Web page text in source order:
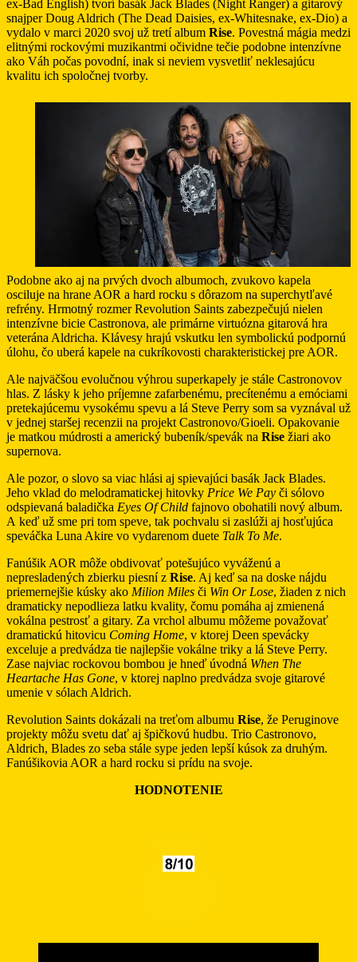
ex-Bad English) tvorí basák Jack Blades (Night Ranger) a gitarový
snajper Doug Aldrich (The Dead Daisies, ex-Whitesnake, ex-Dio) a
vydalo v marci 2020 svoj už tretí album Rise. Povestná mágia medzi
elitnými rockovými muzikantmi očividne tečie podobne intenzívne
ako Váh počas povodní, inak si neviem vysvetliť neklesajúcu
kvalitu ich spoločnej tvorby.
Podobne ako aj na prvých dvoch albumoch, zvukovo kapela
osciluje na hrane AOR a hard rocku s dôrazom na superchytľavé
refrény. Hrmotný rozmer Revolution Saints zabezpečujú nielen
intenzívne bicie Castronova, ale primárne virtuózna gitarová hra
veterána Aldricha. Klávesy hrajú vskutku len symbolickú podpornú
úlohu, čo uberá kapele na cukríkovosti charakteristickej pre AOR.
Ale najväčšou evolučnou výhrou superkapely je stále Castronovov
hlas. Z lásky k jeho príjemne zafarbenému, precítenému a emóciami
pretekajúcemu vysokému spevu a lá Steve Perry som sa vyznával už
v jednej staršej recenzii na projekt Castronovo/Gioeli. Opakovanie
je matkou múdrosti a americký bubeník/spevák na Rise žiari ako
supernova.
Ale pozor, o slovo sa viac hlási aj spievajúci basák Jack Blades.
Jeho vklad do melodramatickej hitovky Price We Pay či sólovo
odspievaná baladička Eyes Of Child fajnovo obohatili nový album.
A keď už sme pri tom speve, tak pochvalu si zaslúži aj hosťujúca
speváčka Luna Akire vo vydarenom duete Talk To Me.
Fanúšik AOR môže obdivovať potešujúco vyváženú a
nepresladených zbierku piesní z Rise. Aj keď sa na doske nájdu
priemernejšie kúsky ako Milion Miles či Win Or Lose, žiaden z nich
dramaticky nepodlieza latku kvality, čomu pomáha aj zmienená
vokálna pestrosť a gitary. Za vrchol albumu môžeme považovať
dramatickú hitovicu Coming Home, v ktorej Deen spevácky
exceluje a predvádza tie najlepšie vokálne triky a lá Steve Perry.
Zase najviac rockovou bombou je hneď úvodná When The
Heartache Has Gone, v ktorej naplno predvádza svoje gitarové
umenie v sólach Aldrich.
Revolution Saints dokázali na treťom albumu Rise, že Peruginove
projekty môžu svetu dať aj špičkovú hudbu. Trio Castronovo,
Aldrich, Blades zo seba stále sype jeden lepší kúsok za druhým.
Fanúšikovia AOR a hard rocku si prídu na svoje.
HODNOTENIE